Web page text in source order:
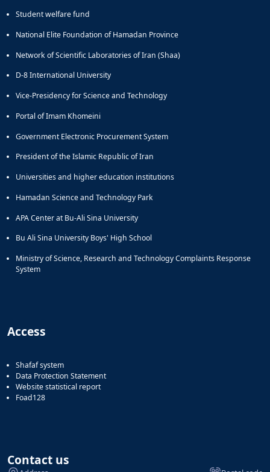
Student welfare fund
National Elite Foundation of Hamadan Province
Network of Scientific Laboratories of Iran (Shaa)
D-8 International University
Vice-Presidency for Science and Technology
Portal of Imam Khomeini
Government Electronic Procurement System
President of the Islamic Republic of Iran
Universities and higher education institutions
Hamadan Science and Technology Park
APA Center at Bu-Ali Sina University
Bu Ali Sina University Boys' High School
Ministry of Science, Research and Technology Complaints Response
System
Access
Shafaf system
Data Protection Statement
Website statistical report
Foad128
Contact us